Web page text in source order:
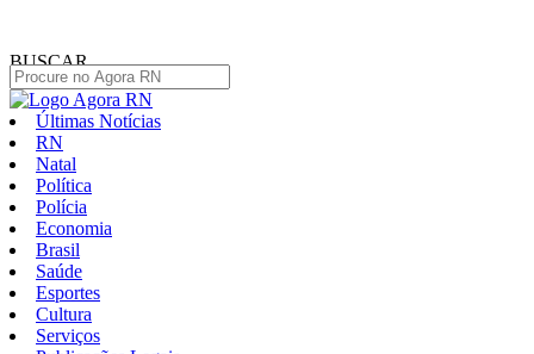
BUSCAR
Últimas Notícias
RN
Natal
Política
Polícia
Economia
Brasil
Saúde
Esportes
Cultura
Serviços